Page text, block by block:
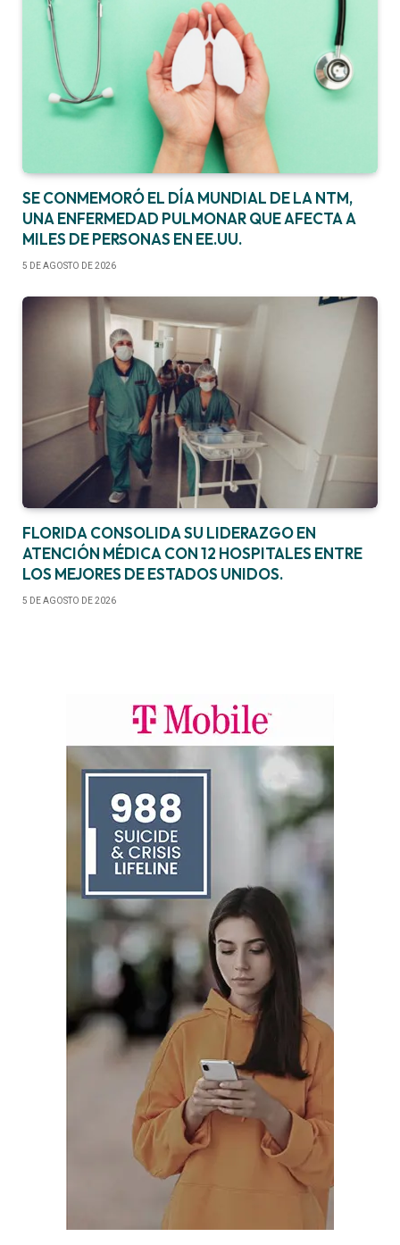
SE CONMEMORÓ EL DÍA MUNDIAL DE LA NTM,
UNA ENFERMEDAD PULMONAR QUE AFECTA A
MILES DE PERSONAS EN EE.UU.
5 DE AGOSTO DE 2026
FLORIDA CONSOLIDA SU LIDERAZGO EN
ATENCIÓN MÉDICA CON 12 HOSPITALES ENTRE
LOS MEJORES DE ESTADOS UNIDOS.
5 DE AGOSTO DE 2026